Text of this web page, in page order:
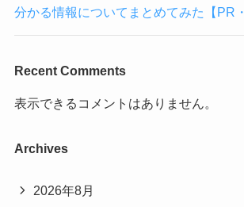
分かる情報についてまとめてみた【PR
Recent Comments
表示できるコメントはありません。
Archives
2026年8月